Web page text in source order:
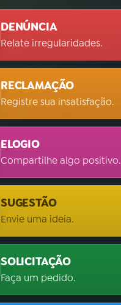
DENÚNCIA
Relate irregularidades.
RECLAMAÇÃO
Registre sua insatisfação.
ELOGIO
Compartilhe algo positivo.
SUGESTÃO
Envie uma ideia.
SOLICITAÇÃO
Faça um pedido.